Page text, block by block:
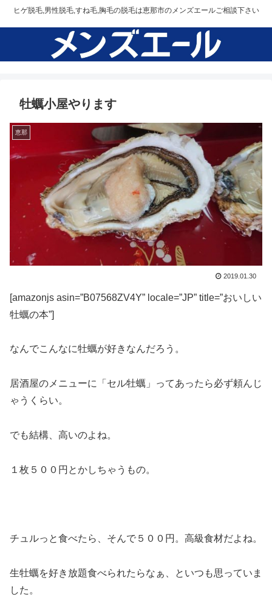
ヒゲ脱毛,男性脱毛,すね毛,胸毛の脱毛は恵那市のメンズエールご相談下さい
牡蠣小屋やります
恵那
2019.01.30
[amazonjs asin=”B07568ZV4Y” locale=”JP” title=”おいしい
牡蠣の本”]
なんでこんなに牡蠣が好きなんだろう。
居酒屋のメニューに「セル牡蠣」ってあったら必ず頼んじ
ゃうくらい。
でも結構、高いのよね。
１枚５００円とかしちゃうもの。
チュルっと食べたら、そんで５００円。高級食材だよね。
生牡蠣を好き放題食べられたらなぁ、といつも思っていま
した。